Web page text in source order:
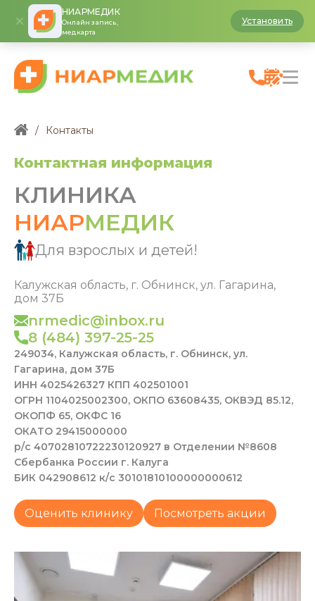
НИАРМЕДИК
Онлайн запись,
медкарта
Установить
/ Контакты
Контактная информация
КЛИНИКА
НИАРМЕДИК
Для взрослых и детей!
Калужская область, г. Обнинск, ул. Гагарина,
дом 37Б
nrmedic@inbox.ru
8 (484) 397-25-25
249034, Калужская область, г. Обнинск, ул.
Гагарина, дом 37Б
ИНН 4025426327 КПП 402501001
ОГРН 1104025002300, ОКПО 63608435, ОКВЭД 85.12,
ОКОПФ 65, ОКФС 16
ОКАТО 29415000000
р/с 40702810722230120927 в Отделении №8608
Сбербанка России г. Калуга
БИК 042908612 к/с 30101810100000000612
Оценить клинику Посмотреть акции